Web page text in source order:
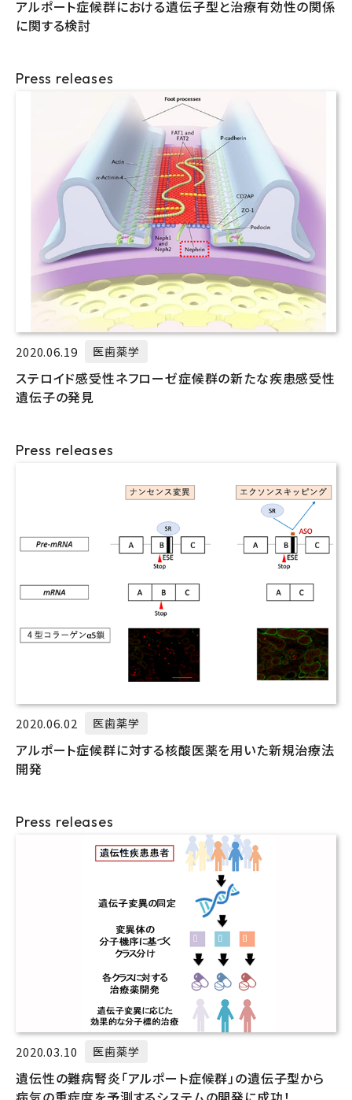
アルポート症候群における遺伝子型と治療有効性の関係
に関する検討
Press releases
2020.06.19 医歯薬学
ステロイド感受性ネフローゼ症候群の新たな疾患感受性
遺伝子の発見
Press releases
2020.06.02 医歯薬学
アルポート症候群に対する核酸医薬を用いた新規治療法
開発
Press releases
2020.03.10 医歯薬学
遺伝性の難病腎炎「アルポート症候群」の遺伝子型から